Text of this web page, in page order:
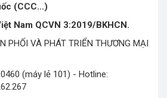
(CCC…)
Nam QCVN 3:2019/BKHCN.
PHỐI VÀ PHÁT TRIỂN THƯƠNG MẠI
(máy lẻ 101) - Hotline: